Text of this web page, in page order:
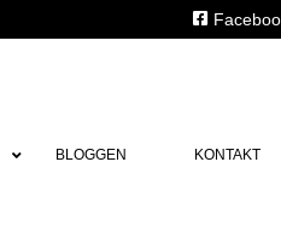
BLOGGEN KONTAKT